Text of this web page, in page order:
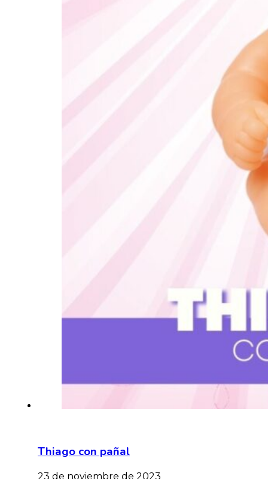
Thiago con pañal
23 de noviembre de 2023